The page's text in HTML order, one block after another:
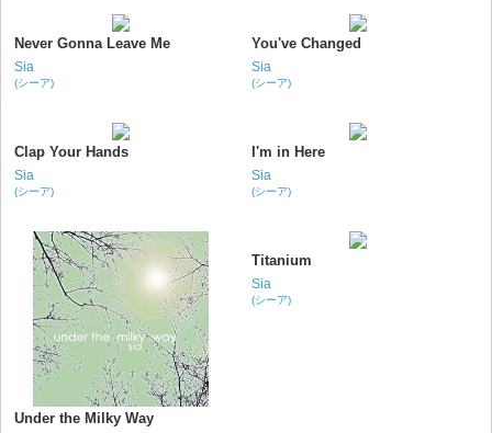
Never Gonna Leave Me
Sia
(シーア)
You've Changed
Sia
(シーア)
Clap Your Hands
Sia
(シーア)
I'm in Here
Sia
(シーア)
Under the Milky Way
Titanium
Sia
(シーア)